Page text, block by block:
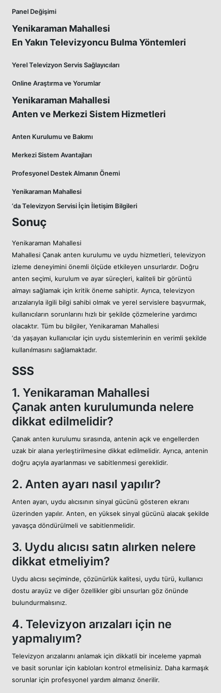
Panel Değişimi
Yenikaraman Mahallesi
En Yakın Televizyoncu Bulma Yöntemleri
Yerel Televizyon Servis Sağlayıcıları
Online Araştırma ve Yorumlar
Yenikaraman Mahallesi
Anten ve Merkezi Sistem Hizmetleri
Anten Kurulumu ve Bakımı
Merkezi Sistem Avantajları
Profesyonel Destek Almanın Önemi
Yenikaraman Mahallesi
‘da Televizyon Servisi İçin İletişim Bilgileri
Sonuç
Yenikaraman Mahallesi
Mahallesi Çanak anten kurulumu ve uydu hizmetleri, televizyon
izleme deneyimini önemli ölçüde etkileyen unsurlardır. Doğru
anten seçimi, kurulum ve ayar süreçleri, kaliteli bir görüntü
almayı sağlamak için kritik öneme sahiptir. Ayrıca, televizyon
arızalarıyla ilgili bilgi sahibi olmak ve yerel servislere başvurmak,
kullanıcıların sorunlarını hızlı bir şekilde çözmelerine yardımcı
olacaktır. Tüm bu bilgiler, Yenikaraman Mahallesi
‘da yaşayan kullanıcılar için uydu sistemlerinin en verimli şekilde
kullanılmasını sağlamaktadır.
SSS
1. Yenikaraman Mahallesi
Çanak anten kurulumunda nelere
dikkat edilmelidir?
Çanak anten kurulumu sırasında, antenin açık ve engellerden
uzak bir alana yerleştirilmesine dikkat edilmelidir. Ayrıca, antenin
doğru açıyla ayarlanması ve sabitlenmesi gereklidir.
2. Anten ayarı nasıl yapılır?
Anten ayarı, uydu alıcısının sinyal gücünü gösteren ekranı
üzerinden yapılır. Anten, en yüksek sinyal gücünü alacak şekilde
yavaşça döndürülmeli ve sabitlenmelidir.
3. Uydu alıcısı satın alırken nelere
dikkat etmeliyim?
Uydu alıcısı seçiminde, çözünürlük kalitesi, uydu türü, kullanıcı
dostu arayüz ve diğer özellikler gibi unsurları göz önünde
bulundurmalısınız.
4. Televizyon arızaları için ne
yapmalıyım?
Televizyon arızalarını anlamak için dikkatli bir inceleme yapmalı
ve basit sorunlar için kabloları kontrol etmelisiniz. Daha karmaşık
sorunlar için profesyonel yardım almanız önerilir.